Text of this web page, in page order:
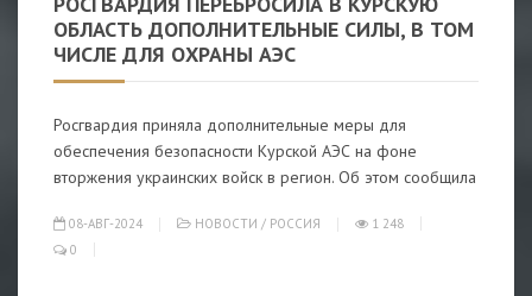
ОБЛАСТЬ ДОПОЛНИТЕЛЬНЫЕ СИЛЫ, В ТОМ
ЧИСЛЕ ДЛЯ ОХРАНЫ АЭС
Росгвардия приняла дополнительные меры для
обеспечения безопасности Курской АЭС на фоне
вторжения украинских войск в регион. Об этом сообщила
08-АВГ-2024 НОВОСТИ / РОССИЯ
1 248
0